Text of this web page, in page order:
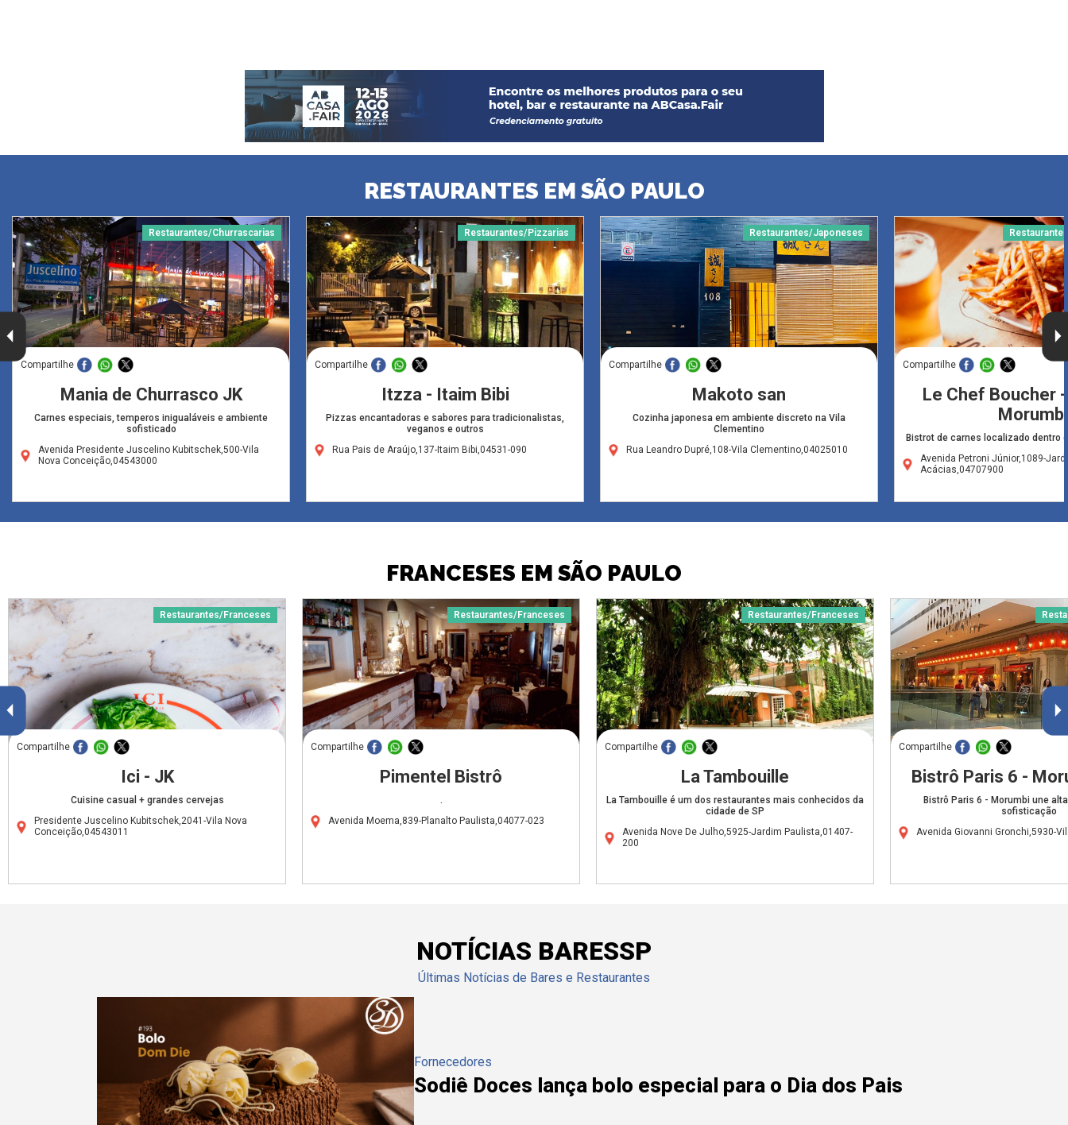
RESTAURANTES EM SÃO PAULO
Restaurantes/Churrascarias
Compartilhe
Mania de Churrasco JK
Carnes especiais, temperos inigualáveis e ambiente
sofisticado
Avenida Presidente Juscelino Kubitschek,500-Vila
Nova Conceição,04543000
Restaurantes/Pizzarias
Compartilhe
Itzza - Itaim Bibi
Pizzas encantadoras e sabores para tradicionalistas,
veganos e outros
Rua Pais de Araújo,137-Itaim Bibi,04531-090
Restaurantes/Japoneses
Compartilhe
Makoto san
Cozinha japonesa em ambiente discreto na Vila
Clementino
Rua Leandro Dupré,108-Vila Clementino,04025010
Compartilhe
Le Chef Boucher
Morumbi
Bistrot de carnes localizado dentro
Avenida Petroni Júnior,1089-
Acácias,04707900
FRANCESES EM SÃO PAULO
Restaurantes/Franceses
Compartilhe
Ici - JK
Cuisine casual + grandes cervejas
Presidente Juscelino Kubitschek,2041-Vila Nova
Conceição,04543011
Restaurantes/Franceses
Compartilhe
Pimentel Bistrô
.
Avenida Moema,839-Planalto Paulista,04077-023
Restaurantes/Franceses
Compartilhe
La Tambouille
La Tambouille é um dos restaurantes mais conhecidos da
cidade de SP
Avenida Nove De Julho,5925-Jardim Paulista,01407-
200
Compartilhe
Bistrô Paris 6 -
Bistrô Paris 6 - Morumbi une
sofisticação
Avenida Giovanni Gronchi,5930-
NOTÍCIAS BARESSP
Últimas Notícias de Bares e Restaurantes
Fornecedores
Sodiê Doces lança bolo especial para o Dia dos Pais